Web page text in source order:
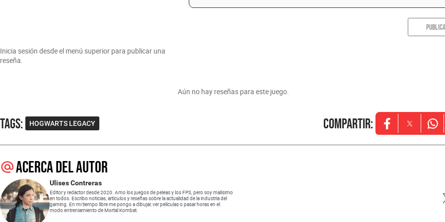
Inicia sesión desde el menú superior para publicar una
reseña.
Aún no hay reseñas para este juego.
Tags: HOGWARTS LEGACY Compartir: Opens in new
Opens in
Acerca del autor
Ulises Contreras
Editor y redactor desde 2020. Amo los juegos de peleas y los FPS, pero soy malísimo
en todos. Escribo noticias, artículos y reseñas sobre la actualidad de la industria del
gaming. En mi tiempo libre me pongo a dibujar, ver películas o pasar horas en el
modo entreniamiento de Mortal Kombat.